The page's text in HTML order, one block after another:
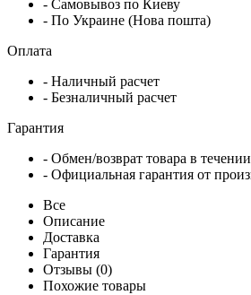
- Самовывоз по Киеву
- По Украине (Нова пошта)
Оплата
- Наличный расчет
- Безналичный расчет
Гарантия
- Обмен/возврат товара в
- Официальная гарантия от
Все
Описание
Доставка
Гарантия
Отзывы (0)
Похожие товары